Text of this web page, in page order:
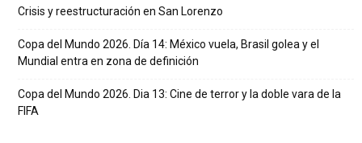
Crisis y reestructuración en San Lorenzo
Copa del Mundo 2026. Día 14: México vuela, Brasil golea y el
Mundial entra en zona de definición
Copa del Mundo 2026. Dia 13: Cine de terror y la doble vara de la
FIFA